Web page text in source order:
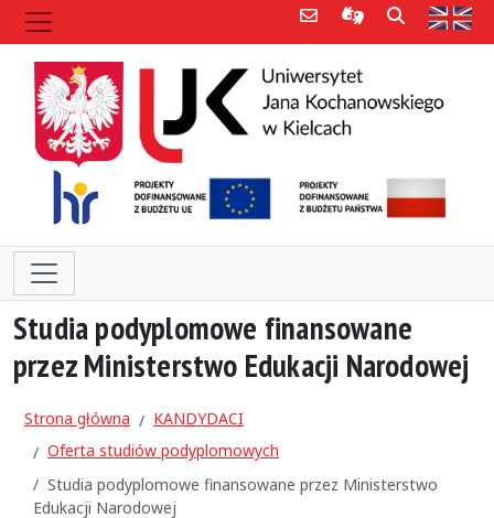
Poczta e-mailInformacje dla
Szukaj
Studia podyplomowe finansowane
przez Ministerstwo Edukacji Narodowej
Strona główna
KANDYDACI
Oferta studiów podyplomowych
Studia podyplomowe finansowane przez Ministerstwo
Edukacji Narodowej